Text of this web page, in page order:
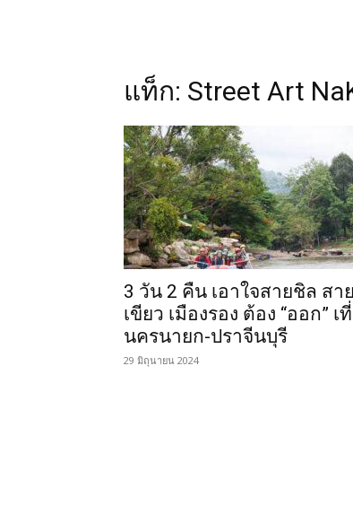
แท็ก: Street Art
3 วัน 2 คืน เอาใจสายชิล สา
เขียว เมืองรอง ต้อง “ออก” เ
นครนายก-ปราจีนบุรี
29 มิถุนายน 2024